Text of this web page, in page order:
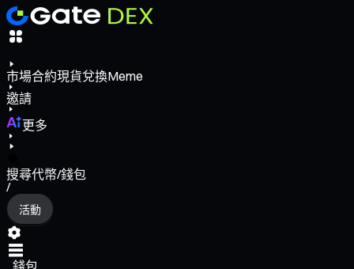
市場合約現貨兌換Meme
邀請
更多
搜尋代幣/錢包
/
活動